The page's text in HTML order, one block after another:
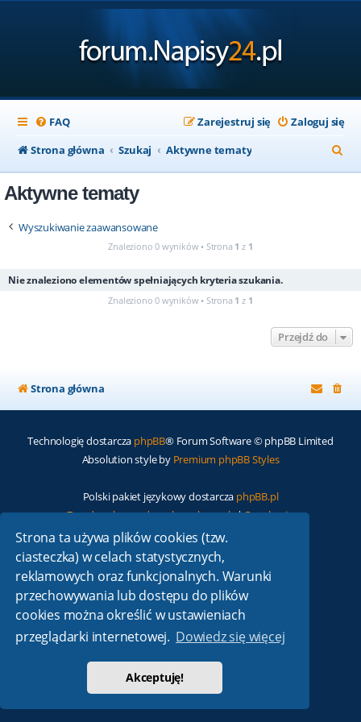
Strona ta używa plików cookies (tzw.
ciasteczka) w celach statystycznych,
reklamowych oraz funkcjonalnych. Warunki
przechowywania lub dostępu do plików
cookies można określić w ustawieniach
przeglądarki internetowej. Dowiedz się więcej
Akceptuję!
FAQ Zaloguj się
Zarejestruj się
Strona główna
Szukaj Aktywne tematy
z
Aktywne tematy
Wyszukiwanie zaawansowane
Znaleziono 0 wyników • Strona 1 z 1
Nie znaleziono elementów spełniających kryteria szukania.
Znaleziono 0 wyników • Strona 1 z 1
Przejdź do
Strona główna
Technologię dostarcza phpBB® Forum Software © phpBB Limited
Absolution style by Premium phpBB Styles
Polski pakiet językowy dostarcza phpBB.pl
Zasady ochrony danych osobowych|Regulamin